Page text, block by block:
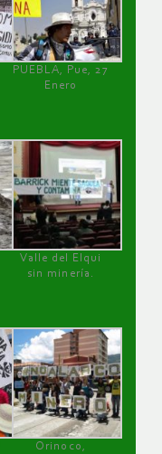
PUEBLA, Pue, 27
Enero
Valle del Elqui
sin minería.
Orinoco,